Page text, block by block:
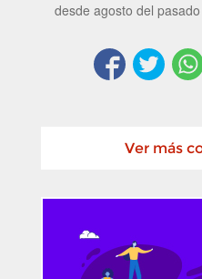
desde agosto del
Ver más